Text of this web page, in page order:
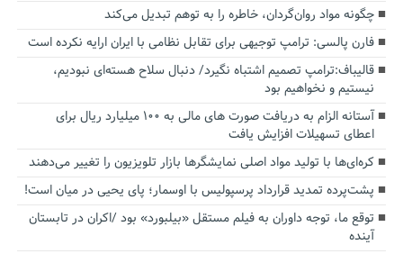
چگونه مواد روان‌گردان، خاطره را به توهم تبدیل می‌کند
فارن پالسی: ترامپ توجیهی برای تقابل نظامی با ایران ارایه نکرده است
قالیباف:ترامپ تصمیم اشتباه نگیرد/ دنبال سلاح هسته‌ای نبودیم،
نیستیم و نخواهیم بود
آستانه الزام به دریافت صورت های مالی به ۱۰۰ میلیارد ریال برای
اعطای تسهیلات افزایش یافت
کره‌ای‌ها با تولید مواد اصلی نمایشگرها بازار تلویزیون را تغییر می‌دهند
پشت‌پرده تمدید قرارداد پرسپولیس با اوسمار؛ پای یحیی در میان است!
توقع ما، توجه داوران به فیلم مستقل «بیلبورد» بود /اکران در تابستان
آینده